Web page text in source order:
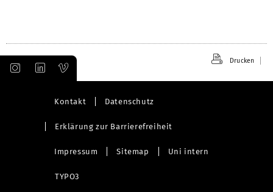
Drucken
Kontakt Datenschutz
Erklärung zur Barrierefreiheit
Impressum Sitemap Uni intern
TYPO3